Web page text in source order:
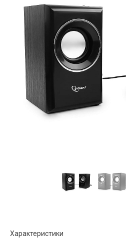
Характеристики